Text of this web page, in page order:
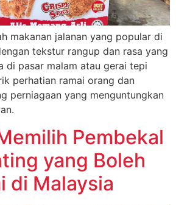
makanan jalanan yang popular di
tekstur rangup dan rasa yang
di pasar malam atau gerai tepi
perhatian ramai orang dan
perniagaan yang menguntungkan
Pembekal
yang Boleh
di Malaysia